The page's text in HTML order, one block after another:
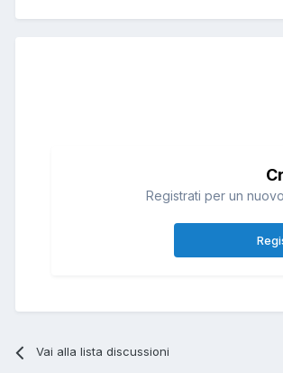
Registrati per un
Vai alla lista discussioni